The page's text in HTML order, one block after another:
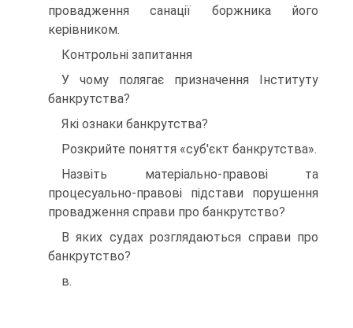
провадження санації боржника його
керівником.
Контрольні запитання
У чому полягає призначення Інституту
банкрутства?
Які ознаки банкрутства?
Розкрийте поняття «суб'єкт банкрутства».
Назвіть матеріально-правові та
процесуально-правові підстави порушення
провадження справи про банкрутство?
В яких судах розглядаються справи про
банкрутство?
в.